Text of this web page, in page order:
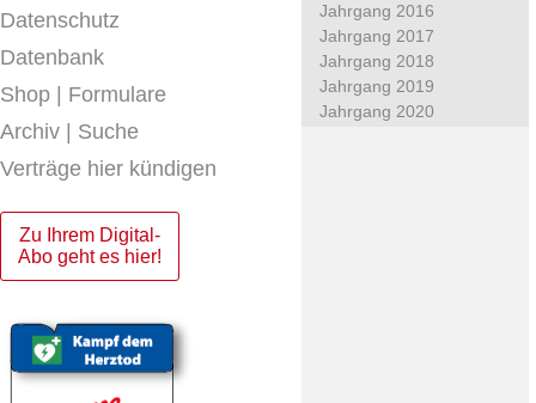
Datenschutz
Datenbank
Shop | Formulare
Archiv | Suche
Verträge hier kündigen
Zu Ihrem Digital-
Abo geht es hier!
Jahrgang 2016
Jahrgang 2017
Jahrgang 2018
Jahrgang 2019
Jahrgang 2020